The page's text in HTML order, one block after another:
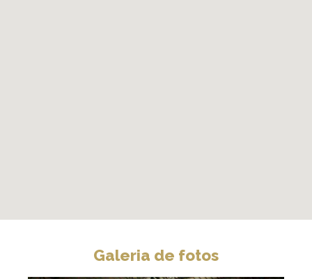
Galeria de fotos